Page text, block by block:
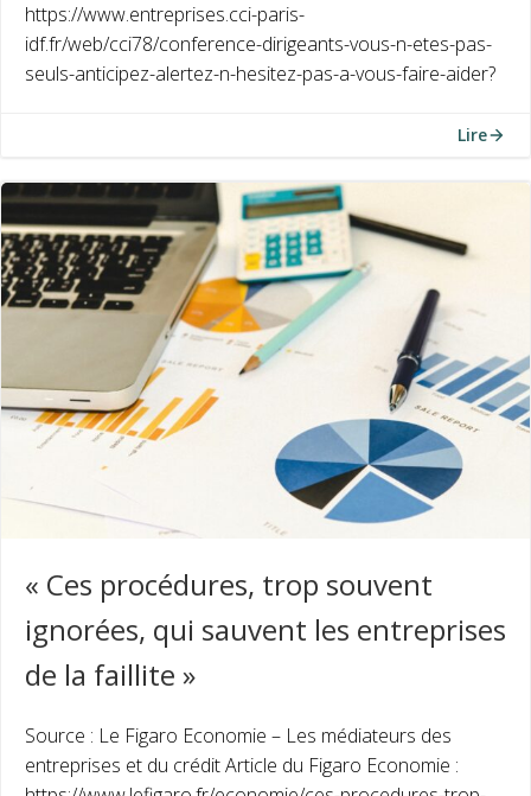
https://www.entreprises.cci-paris-
idf.fr/web/cci78/conference-dirigeants-vous-n-etes-pas-
seuls-anticipez-alertez-n-hesitez-pas-a-vous-faire-aider?
Lire
« Ces procédures, trop souvent
ignorées, qui sauvent les entreprises
de la faillite »
Source : Le Figaro Economie – Les médiateurs des
entreprises et du crédit Article du Figaro Economie :